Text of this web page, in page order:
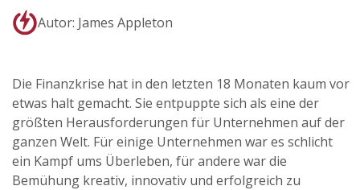
Autor: James Appleton
Die Finanzkrise hat in den letzten 18 Monaten kaum vor
etwas halt gemacht. Sie entpuppte sich als eine der
größten Herausforderungen für Unternehmen auf der
ganzen Welt. Für einige Unternehmen war es schlicht
ein Kampf ums Überleben, für andere war die
Bemühung kreativ, innovativ und erfolgreich zu